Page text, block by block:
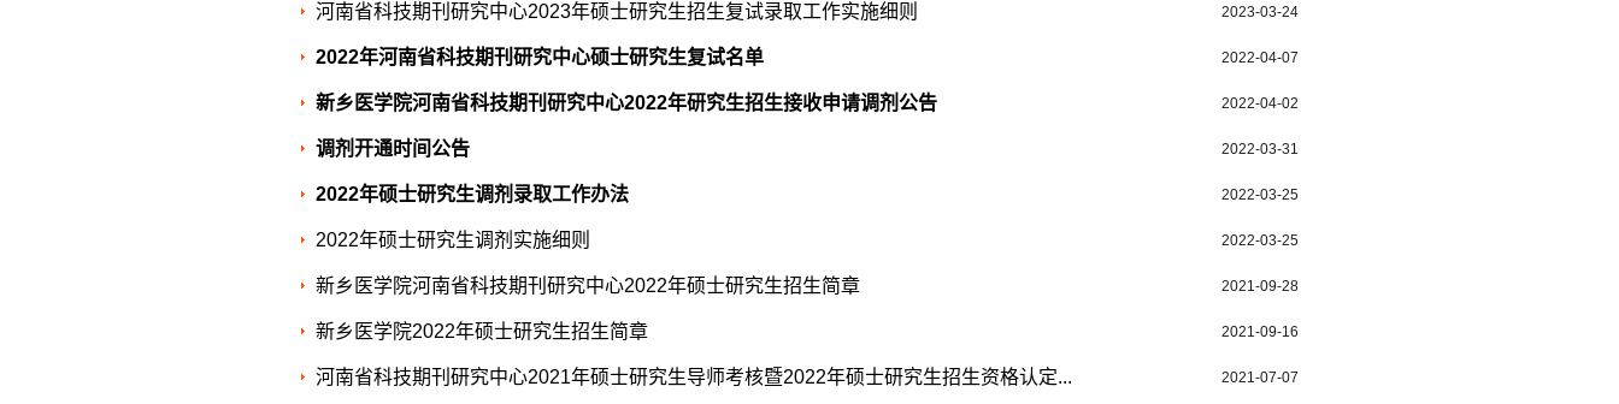
河南省科技期刊研究中心2023年硕士研究生招生复试录取工作实施细则 2023-03-24
2022年河南省科技期刊研究中心硕士研究生复试名单 2022-04-07
新乡医学院河南省科技期刊研究中心2022年研究生招生接收申请调剂公告 2022-04-02
调剂开通时间公告 2022-03-31
2022年硕士研究生调剂录取工作办法 2022-03-25
2022年硕士研究生调剂实施细则 2022-03-25
新乡医学院河南省科技期刊研究中心2022年硕士研究生招生简章 2021-09-28
新乡医学院2022年硕士研究生招生简章 2021-09-16
河南省科技期刊研究中心2021年硕士研究生导师考核暨2022年硕士研究生招生资格认定... 2021-07-07